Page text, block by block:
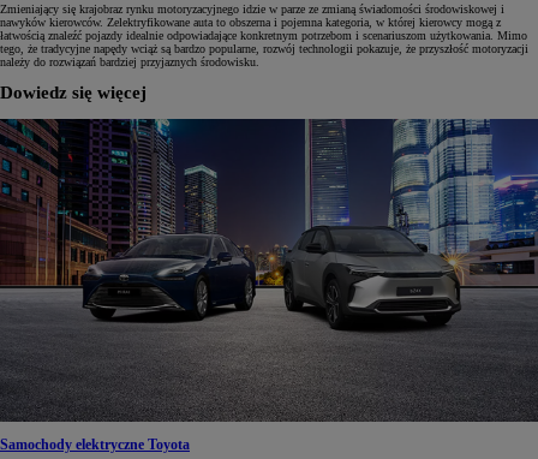
Zmieniający się krajobraz rynku motoryzacyjnego idzie w parze ze zmianą świadomości środowiskowej i
nawyków kierowców. Zelektryfikowane auta to obszerna i pojemna kategoria, w której kierowcy mogą z
łatwością znaleźć pojazdy idealnie odpowiadające konkretnym potrzebom i scenariuszom użytkowania. Mimo
tego, że tradycyjne napędy wciąż są bardzo popularne, rozwój technologii pokazuje, że przyszłość motoryzacji
należy do rozwiązań bardziej przyjaznych środowisku.
Dowiedz się więcej
Samochody elektryczne Toyota